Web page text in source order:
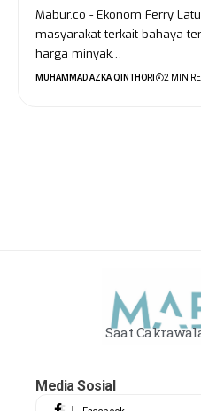
Mabur.co - Ekonom Ferry
masyarakat terkait bahaya
harga minyak…
MUHAMMAD AZKA QINTHORI 2 MIN
Saat
Media Sosial